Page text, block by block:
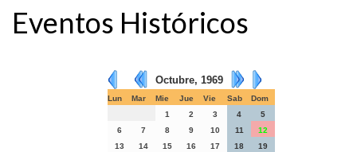
Eventos Históricos
Octubre, 1969
Lun Mar Mie Jue Vie Sab
Dom
1
2 3 4
5
6
7 8 9 10 11
12
13
14 15 16 17 18
19